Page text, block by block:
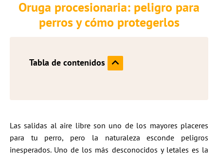
Oruga procesionaria: peligro para
perros y cómo protegerlos
Tabla de contenidos
Las salidas al aire libre son uno de los mayores placeres
para tu perro, pero la naturaleza esconde peligros
inesperados. Uno de los más desconocidos y letales es la